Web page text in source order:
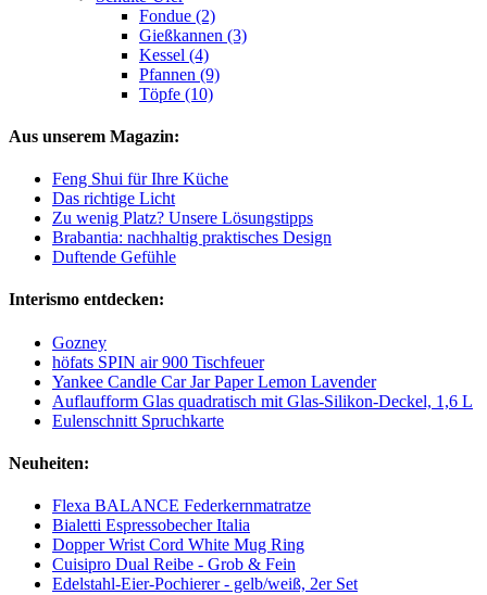
Fondue (2)
Gießkannen (3)
Kessel (4)
Pfannen (9)
Töpfe (10)
Aus unserem Magazin:
Feng Shui für Ihre Küche
Das richtige Licht
Zu wenig Platz? Unsere Lösungstipps
Brabantia: nachhaltig praktisches Design
Duftende Gefühle
Interismo entdecken:
Gozney
höfats SPIN air 900 Tischfeuer
Yankee Candle Car Jar Paper Lemon Lavender
Auflaufform Glas quadratisch mit Glas-Silikon-Deckel, 1,6 L
Eulenschnitt Spruchkarte
Neuheiten:
Flexa BALANCE Federkernmatratze
Bialetti Espressobecher Italia
Dopper Wrist Cord White Mug Ring
Cuisipro Dual Reibe - Grob & Fein
Edelstahl-Eier-Pochierer - gelb/weiß, 2er Set